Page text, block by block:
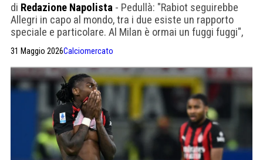
di Redazione Napolista - Pedullà: "Rabiot seguirebbe
Allegri in capo al mondo, tra i due esiste un rapporto
speciale e particolare. Al Milan è ormai un fuggi fuggi",
31 Maggio 2026Calciomercato